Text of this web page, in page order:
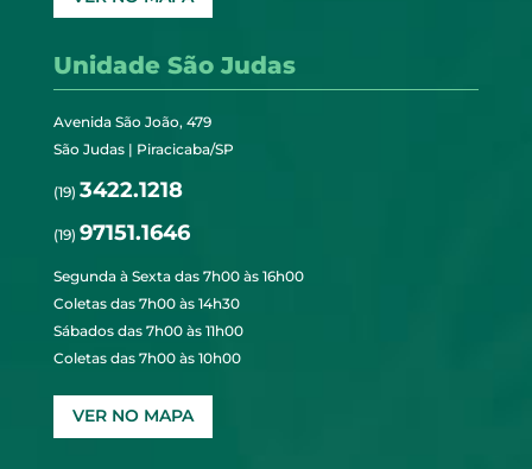
Unidade São Judas
Avenida São João, 479
São Judas | Piracicaba/SP
(19) 3422.1218
(19) 97151.1646
Segunda à Sexta das 7h00 às 16h00
Coletas das 7h00 às 14h30
Sábados das 7h00 às 11h00
Coletas das 7h00 às 10h00
VER NO MAPA